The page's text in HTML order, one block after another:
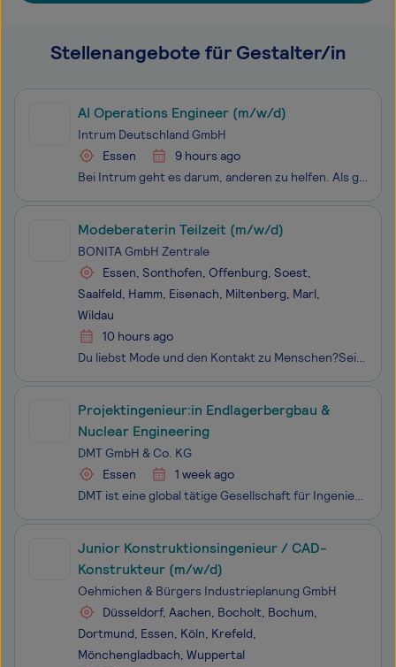
Stellenangebote für Gestalter/in
AI Operations Engineer (m/w/d)
Intrum Deutschland GmbH
Essen
9 hours ago
Bei Intrum geht es darum, anderen zu helfen. Als globales Dienstleistungsunternehmen für Kreditservices bahnen wir tagtäglich den Weg zu einer gesunden Wirtschaft. Für uns zu arbeiten bedeutet, mit den besten Mitarbeiter:innen, den interessantesten Kunden, den neuesten Innovationen am Markt und den
Modeberaterin Teilzeit (m/w/d)
BONITA GmbH Zentrale
Essen, Sonthofen, Offenburg, Soest,
Saalfeld, Hamm, Eisenach, Miltenberg, Marl,
Wildau
10 hours ago
Du liebst Mode und den Kontakt zu Menschen?Seit über 55 Jahren steht Bonita für stilvolle Damenmode, die moderne Weiblichkeit unterstreicht – in über 450 Filialen und unserem Onlineshop. Jetzt fehlst nur noch Du als Modeberaterin!
Projektingenieur:in Endlagerbergbau &
Nuclear Engineering
DMT GmbH & Co. KG
Essen
1 week ago
DMT ist eine global tätige Gesellschaft für Ingenieurdienstleistungen und entsprechende Beratungsleistungen mit mehr als 280 Jahren Erfahrung. Mit 13 Ingenieur- und Beratungsgesellschaften an 30 Standorten und mehr als 1.100 Mitarbeitenden weltweit konzentriert sich DMT auf die Märkte Anlagenbau und
Junior Konstruktionsingenieur / CAD-
Konstrukteur (m/w/d)
Oehmichen & Bürgers Industrieplanung GmbH
Düsseldorf, Aachen, Bocholt, Bochum,
Dortmund, Essen, Köln, Krefeld,
Mönchengladbach, Wuppertal